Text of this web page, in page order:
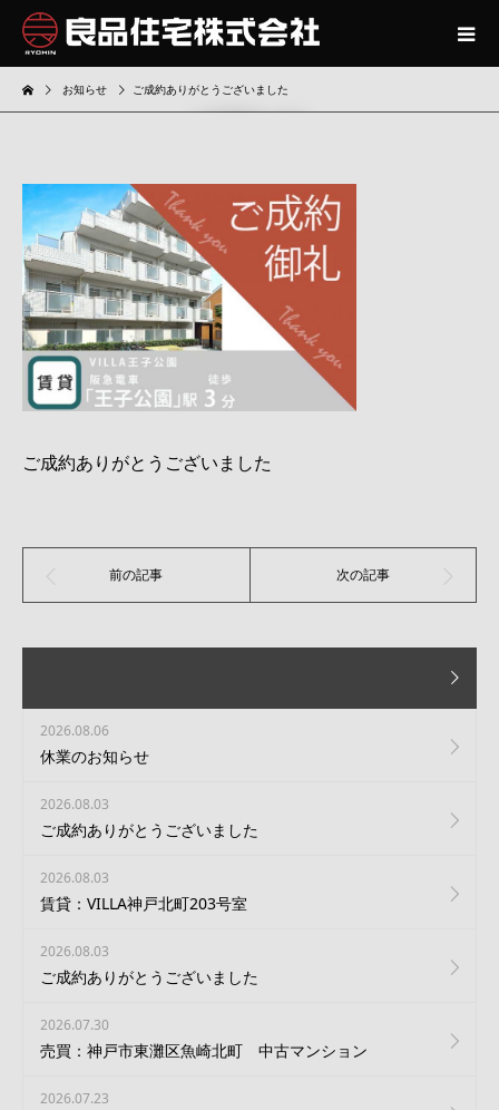
お知らせ ご成約ありがとうございました
ご成約ありがとうございました
2026.08.06
休業のお知らせ
2026.08.03
ご成約ありがとうございました
2026.08.03
賃貸：VILLA神戸北町203号室
2026.08.03
ご成約ありがとうございました
2026.07.30
売買：神戸市東灘区魚崎北町 中古マンション
2026.07.23